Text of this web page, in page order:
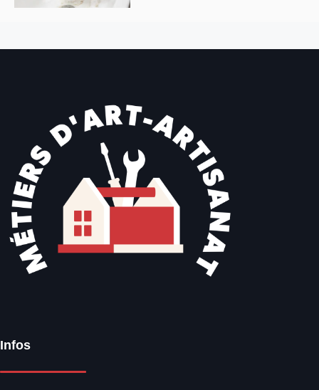
Infos